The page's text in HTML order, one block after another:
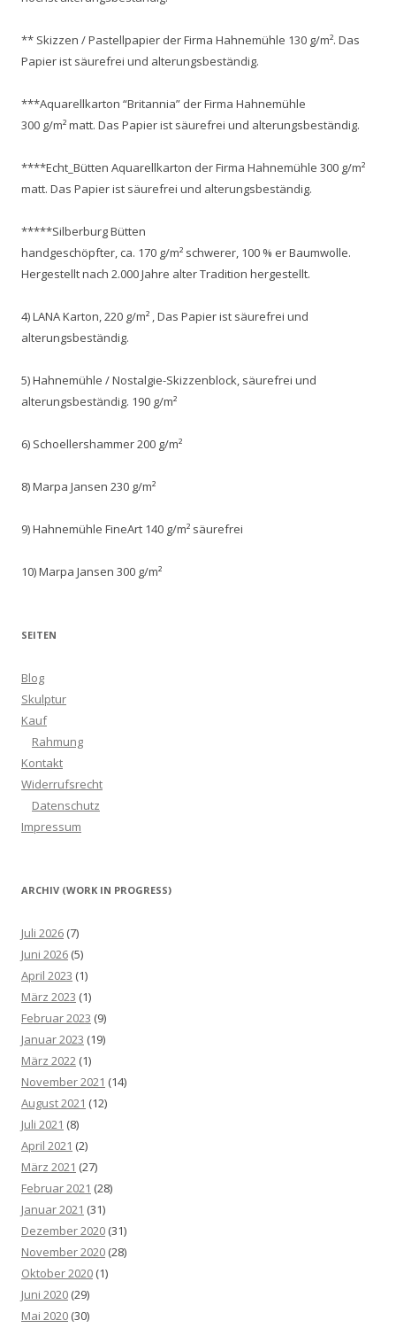
** Skizzen / Pastellpapier der Firma Hahnemühle 130 g/m². Das
Papier ist säurefrei und alterungsbeständig.
***Aquarellkarton “Britannia” der Firma Hahnemühle
300 g/m² matt. Das Papier ist säurefrei und alterungsbeständig.
****Echt_Bütten Aquarellkarton der Firma Hahnemühle 300 g/m²
matt. Das Papier ist säurefrei und alterungsbeständig.
*****Silberburg Bütten
handgeschöpfter, ca. 170 g/m² schwerer, 100 % er Baumwolle.
Hergestellt nach 2.000 Jahre alter Tradition hergestellt.
4) LANA Karton, 220 g/m² , Das Papier ist säurefrei und
alterungsbeständig.
5) Hahnemühle / Nostalgie-Skizzenblock, säurefrei und
alterungsbeständig. 190 g/m²
6) Schoellershammer 200 g/m²
8) Marpa Jansen 230 g/m²
9) Hahnemühle FineArt 140 g/m² säurefrei
10) Marpa Jansen 300 g/m²
SEITEN
Blog
Skulptur
Kauf
Rahmung
Kontakt
Widerrufsrecht
Datenschutz
Impressum
ARCHIV (WORK IN PROGRESS)
Juli 2026 (7)
Juni 2026 (5)
April 2023 (1)
März 2023 (1)
Februar 2023 (9)
Januar 2023 (19)
März 2022 (1)
November 2021 (14)
August 2021 (12)
Juli 2021 (8)
April 2021 (2)
März 2021 (27)
Februar 2021 (28)
Januar 2021 (31)
Dezember 2020 (31)
November 2020 (28)
Oktober 2020 (1)
Juni 2020 (29)
Mai 2020 (30)